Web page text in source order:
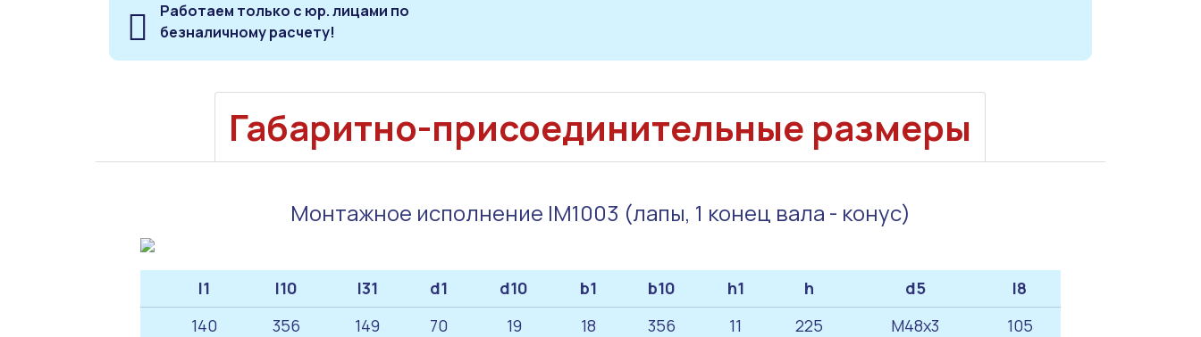
Работаем только с юр. лицами по
безналичному расчету!
Габаритно-присоединительные размеры
Монтажное исполнение IM1003 (лапы, 1 конец вала - конус)
l1 l10 l31 d1 d10 b1 b10 h1 h d5
l8
140
356 149 70 19 18 356 11 225 М48х3 105